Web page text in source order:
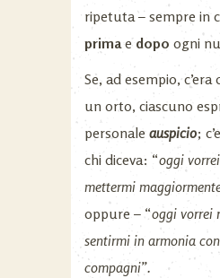
ripetuta – sempre in
primae dopo ogni
Se, ad esempio,
un orto, ciascuno
personale auspicio;
chi diceva: “oggi
mettermi
oppure – “oggi vorrei
sentirmi in armonia
compagni”.